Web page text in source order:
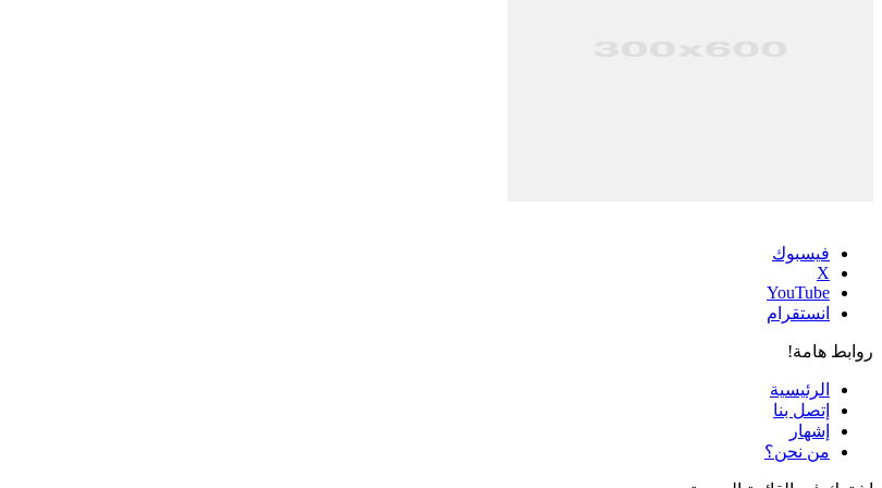
فيسبوك
‫X
‫YouTube
انستقرام
روابط هامة!
الرئيسية
إتصل بنا
إشهار
من نحن؟